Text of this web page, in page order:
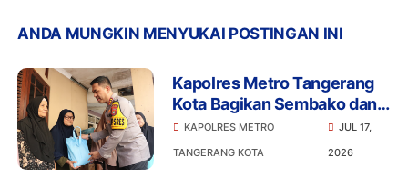
ANDA MUNGKIN MENYUKAI POSTINGAN INI
Kapolres Metro Tangerang
Kota Bagikan Sembako dan
Ajak Warga Jaga Kamtibmas
KAPOLRES METRO
TANGERANG KOTA
JUL 17,
2026